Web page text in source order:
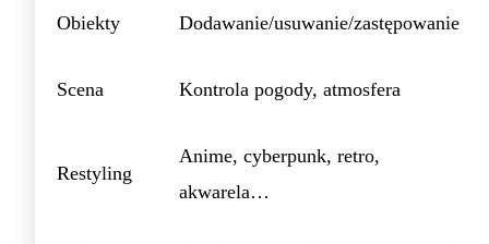
Obiekty Dodawanie/usuwanie/zastępowanie
Scena Kontrola pogody, atmosfera
Restyling
Anime, cyberpunk, retro,
akwarela…